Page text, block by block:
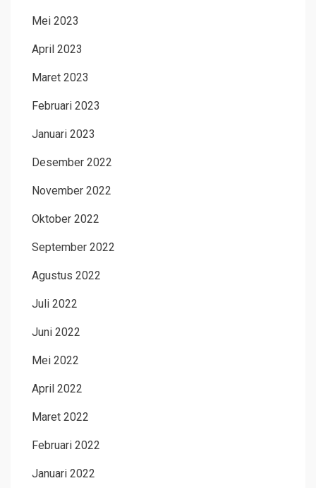
Mei 2023
April 2023
Maret 2023
Februari 2023
Januari 2023
Desember 2022
November 2022
Oktober 2022
September 2022
Agustus 2022
Juli 2022
Juni 2022
Mei 2022
April 2022
Maret 2022
Februari 2022
Januari 2022